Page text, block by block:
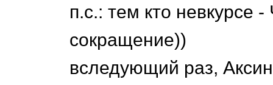
п.с.: тем кто невкурсе
сокращение))
вследующий раз,